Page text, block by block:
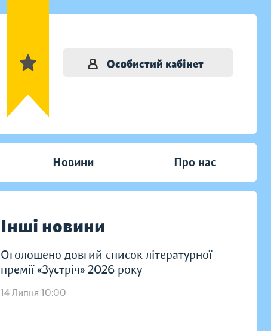
Особистий кабінет
Новини Про нас
Інші новини
Оголошено довгий список літературної
премії «Зустріч» 2026 року
14 Липня 10:00